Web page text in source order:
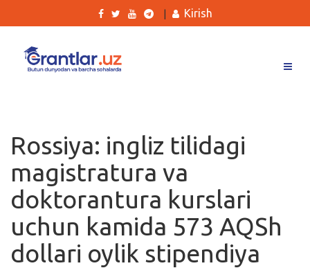
Ishlar
Kurslar
Blog
Yana
Kirish
Rossiya: ingliz tilidagi
magistratura va
doktorantura kurslari
uchun kamida 573 AQSh
dollari oylik stipendiya